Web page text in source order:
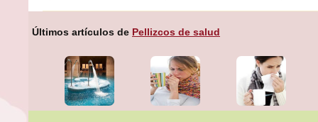
Últimos artículos de Pellizcos de salud